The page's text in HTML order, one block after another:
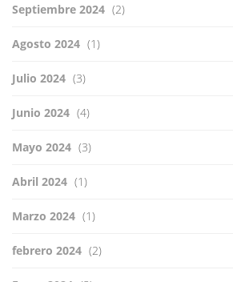
Septiembre 2024 (2)
Agosto 2024 (1)
Julio 2024 (3)
Junio 2024 (4)
Mayo 2024 (3)
Abril 2024 (1)
Marzo 2024 (1)
febrero 2024 (2)